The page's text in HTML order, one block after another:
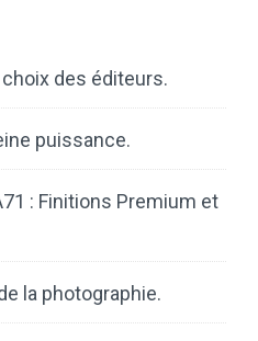
des éditeurs.
puissance.
: Finitions Premium et
la photographie.